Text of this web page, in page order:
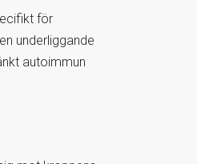
för
underliggande
autoimmun